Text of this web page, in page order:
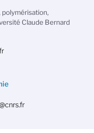
polymérisation,
Claude Bernard